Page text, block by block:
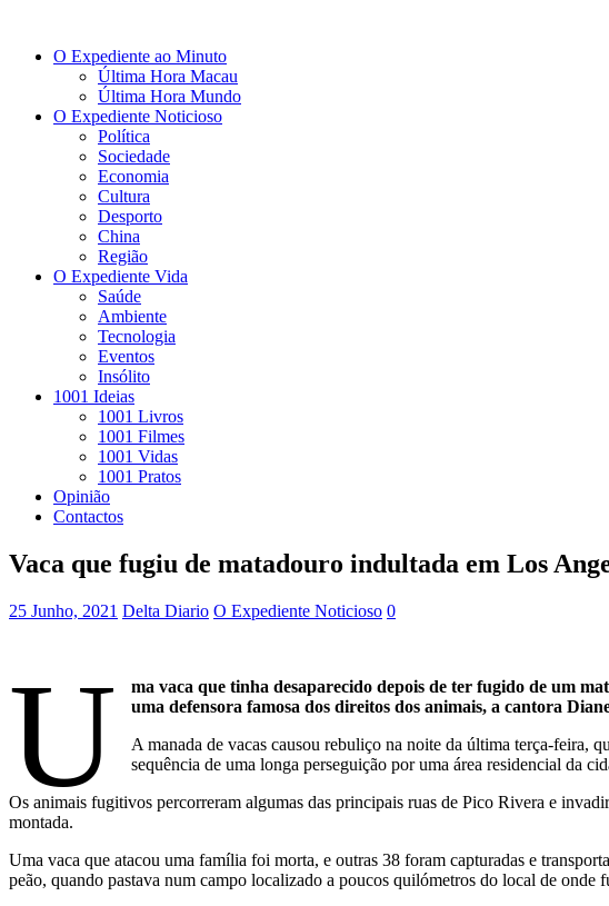
O Expediente ao Minuto
Última Hora Macau
Última Hora Mundo
O Expediente Noticioso
Política
Sociedade
Economia
Cultura
Desporto
China
Região
O Expediente Vida
Saúde
Ambiente
Tecnologia
Eventos
Insólito
1001 Ideias
1001 Livros
1001 Filmes
1001 Vidas
1001 Pratos
Opinião
Contactos
Vaca que fugiu de matadouro indultada em Los
25 Junho, 2021 Delta Diario O Expediente Noticioso 0
U
ma vaca que tinha desaparecido depois de ter fugido de um
uma defensora famosa dos direitos dos animais, a cantora
A manada de vacas causou rebuliço na noite da última terça-feira,
sequência de uma longa perseguição por uma área residencial da
Os animais fugitivos percorreram algumas das principais ruas de Pico Rivera e
montada.
Uma vaca que atacou uma família foi morta, e outras 38 foram capturadas e
peão, quando pastava num campo localizado a poucos quilómetros do local de onde